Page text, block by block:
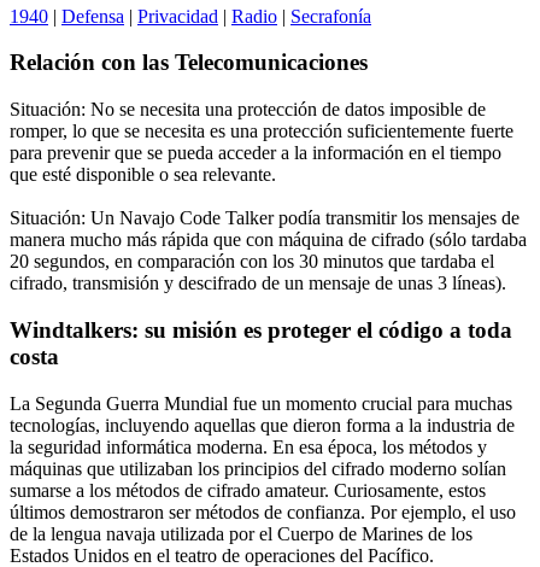
1940 | Defensa | Privacidad | Radio | Secrafonía
Relación con las Telecomunicaciones
Situación: No se necesita una protección de datos imposible de
romper, lo que se necesita es una protección suficientemente fuerte
para prevenir que se pueda acceder a la información en el tiempo
que esté disponible o sea relevante.
Situación: Un Navajo Code Talker podía transmitir los mensajes de
manera mucho más rápida que con máquina de cifrado (sólo tardaba
20 segundos, en comparación con los 30 minutos que tardaba el
cifrado, transmisión y descifrado de un mensaje de unas 3 líneas).
Windtalkers: su misión es proteger el código a toda
costa
La Segunda Guerra Mundial fue un momento crucial para muchas
tecnologías, incluyendo aquellas que dieron forma a la industria de
la seguridad informática moderna. En esa época, los métodos y
máquinas que utilizaban los principios del cifrado moderno solían
sumarse a los métodos de cifrado amateur. Curiosamente, estos
últimos demostraron ser métodos de confianza. Por ejemplo, el uso
de la lengua navaja utilizada por el Cuerpo de Marines de los
Estados Unidos en el teatro de operaciones del Pacífico.